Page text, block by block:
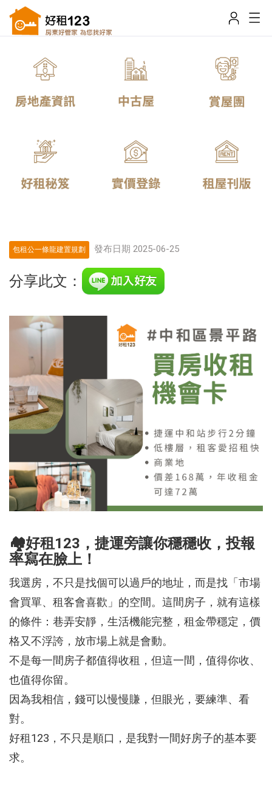
包租公一條龍建置規劃 發布日期 2025-06-25
分享此文：
🏘️好租123，捷運旁讓你穩穩收，投報
率寫在臉上！
我選房，不只是找個可以過戶的地址，而是找「市場
會買單、租客會喜歡」的空間。這間房子，就有這樣
的條件：巷弄安靜，生活機能完整，租金帶穩定，價
格又不浮誇，放市場上就是會動。
不是每一間房子都值得收租，但這一間，值得你收、
也值得你留。
因為我相信，錢可以慢慢賺，但眼光，要練準、看
對。
好租123，不只是順口，是我對一間好房子的基本要
求。